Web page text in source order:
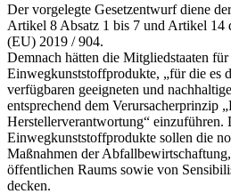
Der vorgelegte Gesetzentwurf diene
Artikel 8 Absatz 1 bis 7 und Artikel 14
(EU) 2019 / 904.
Demnach hätten die Mitgliedstaaten für
Einwegkunststoffprodukte, „für die es
verfügbaren geeigneten und
entsprechend dem Verursacherprinzip
Herstellerverantwortung“ einzuführen.
Einwegkunststoffprodukte sollen die
Maßnahmen der
öffentlichen Raums sowie von
decken.